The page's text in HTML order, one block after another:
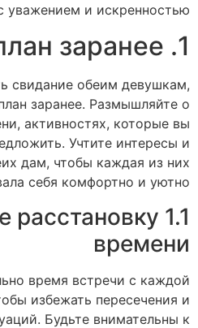
уважением и искренностью.
1. Сделайте план заранее
свидание обеим девушкам,
заранее. Размышляйте о
активностях, которые вы
Учтите интересы и
дам, чтобы каждая из них
себя комфортно и уютно.
расстановку
времени
время встречи с каждой
избежать пересечения и
Будьте внимательны к